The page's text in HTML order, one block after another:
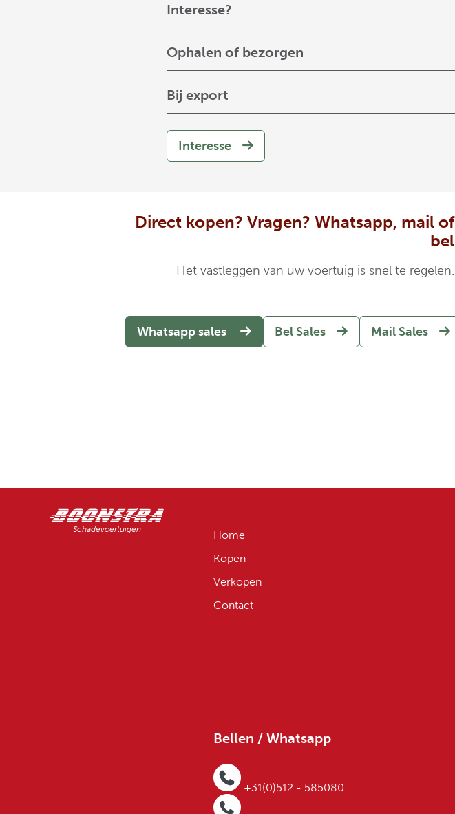
Interesse?
Ophalen of bezorgen
Bij export
Interesse
Direct kopen? Vragen? Whatsapp, mail of
bel
Het vastleggen van uw voertuig is snel te regelen.
Whatsapp sales Bel Sales Mail Sales
Schadevoertuigen
Home
Kopen
Verkopen
Contact
Bellen / Whatsapp
+31(0)512 - 585080